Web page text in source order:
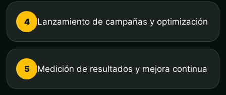
4 Lanzamiento de campañas y optimización
5 Medición de resultados y mejora continua